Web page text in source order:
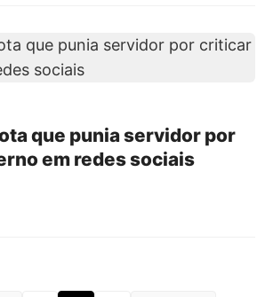
que punia servidor por
em redes sociais